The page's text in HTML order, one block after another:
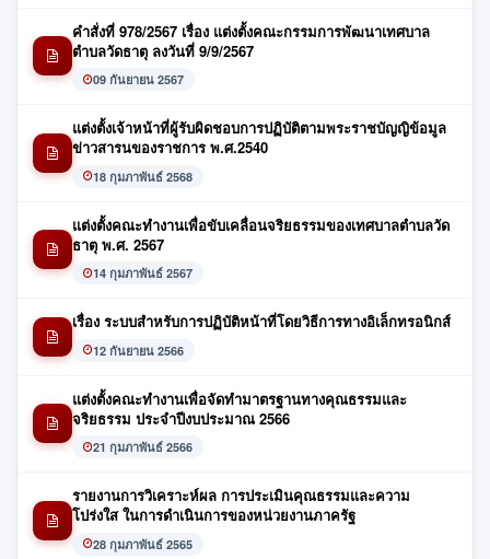
คำสั่งที่ 978/2567 เรื่อง แต่งตั้งคณะกรรมการพัฒนาเทศบาล
ตำบลวัดธาตุ ลงวันที่ 9/9/2567
09 กันยายน 2567
แต่งตั้งเจ้าหน้าที่ผู้รับผิดชอบการปฏิบัติตามพระราชบัญญิข้อมูล
ข่าวสารนของราชการ พ.ศ.2540
18 กุมภาพันธ์ 2568
แต่งตั้งคณะทำงานเพื่อขับเคลื่อนจริยธรรมของเทศบาลตำบลวัด
ธาตุ พ.ศ. 2567
14 กุมภาพันธ์ 2567
เรื่อง ระบบสำหรับการปฏิบัติหน้าที่โดยวิธีการทางอิเล็กทรอนิกส์
12 กันยายน 2566
แต่งตั้งคณะทำงานเพื่อจัดทำมาตรฐานทางคุณธรรมและ
จริยธรรม ประจำปีงบประมาณ 2566
21 กุมภาพันธ์ 2566
รายงานการวิเคราะห์ผล การประเมินคุณธรรมและความ
โปร่งใส ในการดำเนินการของหน่วยงานภาครัฐ
28 กุมภาพันธ์ 2565